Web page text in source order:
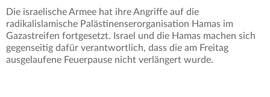
Die israelische Armee hat ihre Angriffe auf die
radikalislamische Palästinenserorganisation Hamas im
Gazastreifen fortgesetzt. Israel und die Hamas machen sich
gegenseitig dafür verantwortlich, dass die am Freitag
ausgelaufene Feuerpause nicht verlängert wurde.